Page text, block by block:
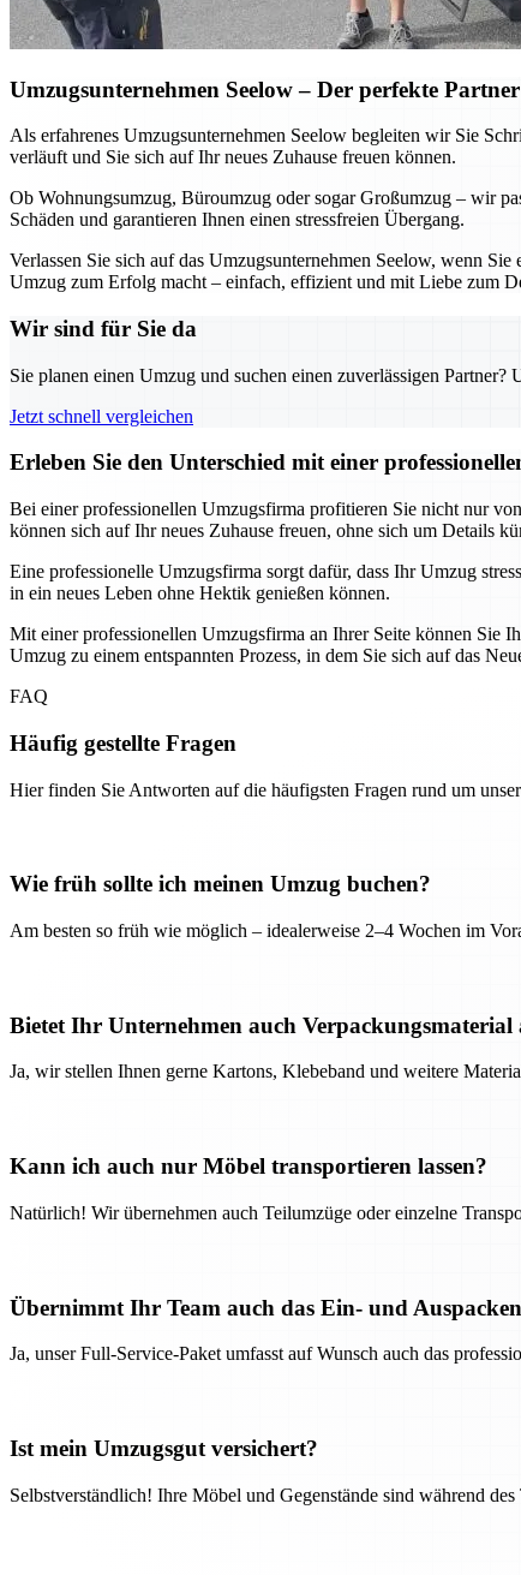
Umzugsunternehmen Seelow – Der perfekte
Als erfahrenes Umzugsunternehmen Seelow begleiten wir Sie
verläuft und Sie sich auf Ihr neues Zuhause freuen können.
Ob Wohnungsumzug, Büroumzug oder sogar Großumzug – wir
Schäden und garantieren Ihnen einen stressfreien Übergang.
Verlassen Sie sich auf das Umzugsunternehmen Seelow, wenn
Umzug zum Erfolg macht – einfach, effizient und mit Liebe zum
Wir sind für Sie da
Sie planen einen Umzug und suchen einen zuverlässigen
Jetzt schnell vergleichen
Erleben Sie den Unterschied mit einer
Bei einer professionellen Umzugsfirma profitieren Sie nicht nur
können sich auf Ihr neues Zuhause freuen, ohne sich um Details
Eine professionelle Umzugsfirma sorgt dafür, dass Ihr Umzug
in ein neues Leben ohne Hektik genießen können.
Mit einer professionellen Umzugsfirma an Ihrer Seite können Sie
Umzug zu einem entspannten Prozess, in dem Sie sich auf das
FAQ
Häufig gestellte Fragen
Hier finden Sie Antworten auf die häufigsten Fragen rund um
Wie früh sollte ich meinen Umzug buchen?
Am besten so früh wie möglich – idealerweise 2–4 Wochen im
Bietet Ihr Unternehmen auch Verpackungsmaterial
Ja, wir stellen Ihnen gerne Kartons, Klebeband und weitere
Kann ich auch nur Möbel transportieren lassen?
Natürlich! Wir übernehmen auch Teilumzüge oder einzelne
Übernimmt Ihr Team auch das Ein- und
Ja, unser Full-Service-Paket umfasst auf Wunsch auch das
Ist mein Umzugsgut versichert?
Selbstverständlich! Ihre Möbel und Gegenstände sind während